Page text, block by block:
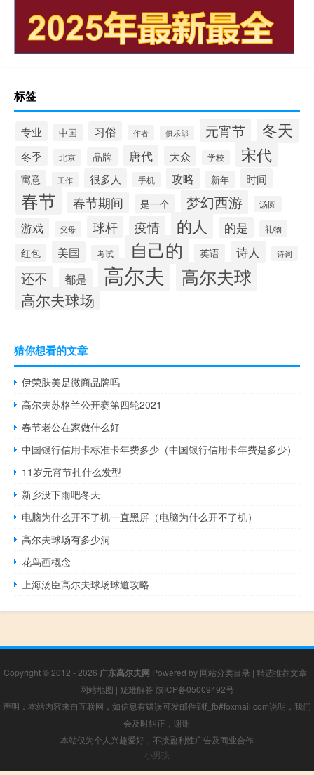
标签
专业 中国 习俗 作者 俱乐部 元宵节 冬天
冬季 北京 品牌 唐代 大众 学校 宋代
寓意 工作 很多人 手机 攻略 新年 时间
春节 春节期间 是一个 梦幻西游 汤圆
游戏 父母 球杆 疫情 的人 的是 礼物
红包 美国 考试 自己的 英语 诗人 诗词
还不 都是 高尔夫 高尔夫球
高尔夫球场
猜你想看的文章
伊荣肤美是微商品牌吗
高尔夫苏格兰公开赛第四轮2021
春节老公在家做什么好
中国银行信用卡标准卡年费多少（中国银行信用卡年费是多少）
11岁元宵节扎什么发型
新乡没下雨吧冬天
电脑为什么开不了机一直黑屏（电脑为什么开不了机）
高尔夫球场有多少洞
花鸟画概念
上海汤臣高尔夫球场球道攻略
Copyright © 2012 - 2026 广东高尔夫网 Powered by 网站分类目录 | 精选推荐文章 |
网站地图 | 疑难解答 陕ICP备05009492号
声明：本站内容来自互联网，如信息有错误可发邮件到f_fb#foxmail.com说明，我们
会及时纠正，谢谢
本站仅为个人兴趣爱好，不接盈利性广告及商业合作
小男孩